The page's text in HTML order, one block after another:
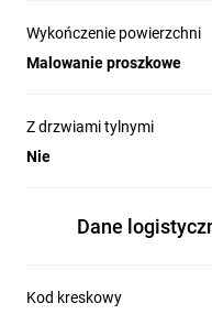
Wykończenie powierzchni
Malowanie proszkowe
Z drzwiami tylnymi
Nie
Dane
Kod kreskowy